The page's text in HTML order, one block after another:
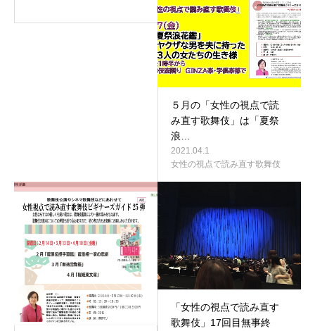
５月の「女性の視点で読
み直す歌舞伎」は「夏祭
浪…
2021.04.1
女性の視点で読み直す歌舞伎
「女性の視点で読み直す
歌舞伎」17回目無事終